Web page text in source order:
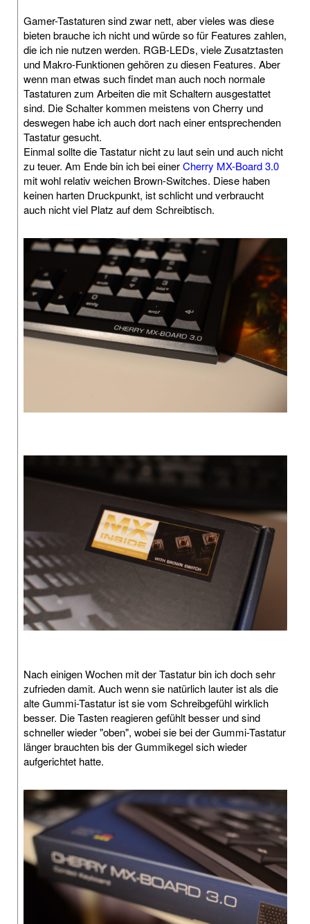
Gamer-Tastaturen sind zwar nett, aber vieles was diese
bieten brauche ich nicht und würde so für Features zahlen,
die ich nie nutzen werden. RGB-LEDs, viele Zusatztasten
und Makro-Funktionen gehören zu diesen Features. Aber
wenn man etwas such findet man auch noch normale
Tastaturen zum Arbeiten die mit Schaltern ausgestattet
sind. Die Schalter kommen meistens von Cherry und
deswegen habe ich auch dort nach einer entsprechenden
Tastatur gesucht.
Einmal sollte die Tastatur nicht zu laut sein und auch nicht
zu teuer. Am Ende bin ich bei einerCherry MX-Board 3.0
mit wohl relativ weichen Brown-Switches. Diese haben
keinen harten Druckpunkt, ist schlicht und verbraucht
auch nicht viel Platz auf dem Schreibtisch.
Nach einigen Wochen mit der Tastatur bin ich doch sehr
zufrieden damit. Auch wenn sie natürlich lauter ist als die
alte Gummi-Tastatur ist sie vom Schreibgefühl wirklich
besser. Die Tasten reagieren gefühlt besser und sind
schneller wieder "oben", wobei sie bei der Gummi-Tastatur
länger brauchten bis der Gummikegel sich wieder
aufgerichtet hatte.